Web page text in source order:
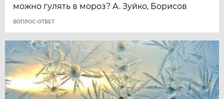
можно гулять в мороз? А. Зуйко, Борисов
ВОПРОС-ОТВЕТ